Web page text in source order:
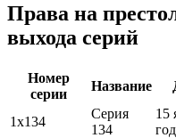
Права на
выхода серий
Номер
серии
Название
1х134
Серия
134
15